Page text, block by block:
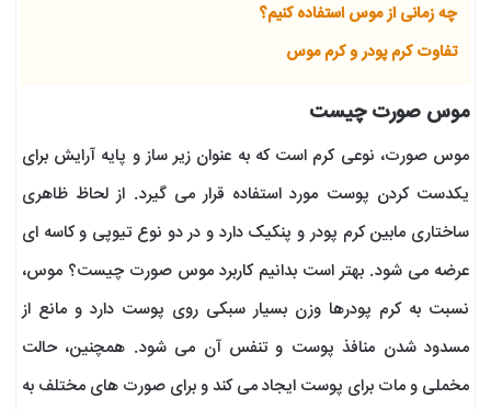
چه زمانی از موس استفاده کنیم؟
تفاوت کرم پودر و کرم موس
موس صورت چیست
موس صورت، نوعی کرم است که به عنوان زیر ساز و پایه آرایش برای
یکدست کردن پوست مورد استفاده قرار می گیرد. از لحاظ ظاهری
ساختاری مابین کرم پودر و پنکیک دارد و در دو نوع تیوپی و کاسه ای
عرضه می شود. بهتر است بدانیم کاربرد موس صورت چیست؟ موس،
نسبت به کرم پودرها وزن بسیار سبکی روی پوست دارد و مانع از
مسدود شدن منافذ پوست و تنفس آن می شود. همچنین، حالت
مخملی و مات برای پوست ایجاد می کند و برای صورت های مختلف به